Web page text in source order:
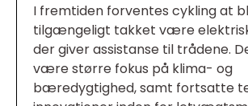
I fremtiden forventes cykling at
tilgængeligt takket være
der giver assistanse til trådene.
være større fokus på klima- og
bæredygtighed, samt fortsatte